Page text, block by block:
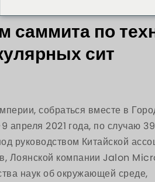
саммита по
сит
собраться вместе в
апреля 2021 года, по случаю
руководством Китайской
Лоянской компании Jalon
наук об окружающей среде,